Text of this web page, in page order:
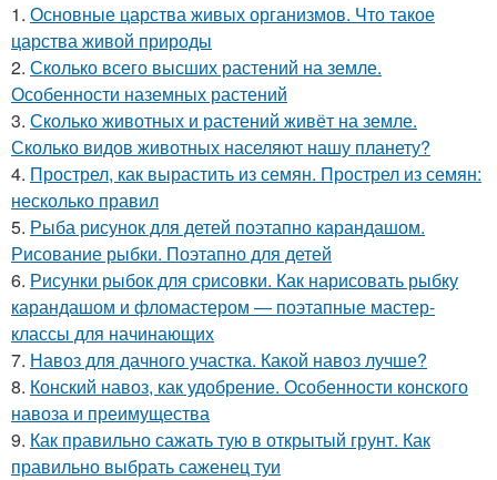
1. Основные царства живых организмов. Что такое
царства живой природы
2. Сколько всего высших растений на земле.
Особенности наземных растений
3. Сколько животных и растений живёт на земле.
Сколько видов животных населяют нашу планету?
4. Прострел, как вырастить из семян. Прострел из семян:
несколько правил
5. Рыба рисунок для детей поэтапно карандашом.
Рисование рыбки. Поэтапно для детей
6. Рисунки рыбок для срисовки. Как нарисовать рыбку
карандашом и фломастером — поэтапные мастер-
классы для начинающих
7. Навоз для дачного участка. Какой навоз лучше?
8. Конский навоз, как удобрение. Особенности конского
навоза и преимущества
9. Как правильно сажать тую в открытый грунт. Как
правильно выбрать саженец туи